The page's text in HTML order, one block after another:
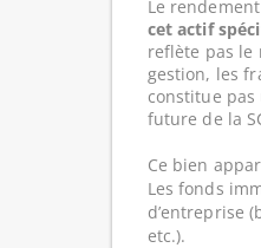
Le
cet actif
reflète pas le
gestion, les
constitue
future de la
Ce bien
Les fonds
d’entreprise
etc.).